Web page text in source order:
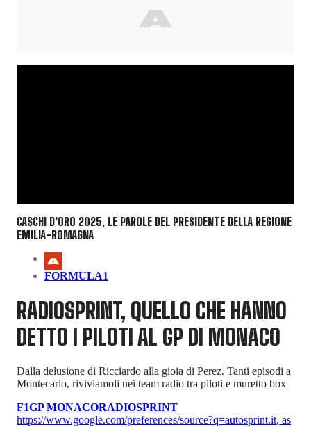
CASCHI D'ORO 2025, LE PAROLE DEL PRESIDENTE DELLA REGIONE
EMILIA-ROMAGNA
FORMULA1
RADIOSPRINT, QUELLO CHE HANNO
DETTO I PILOTI AL GP DI MONACO
Dalla delusione di Ricciardo alla gioia di Perez. Tanti episodi a
Montecarlo, riviviamoli nei team radio tra piloti e muretto box
F1GP MONACORADIOSPRINT
https://www.google.com/preferences/source?q=autosprint.it, as